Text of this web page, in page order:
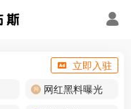
立即入驻
网红黑料曝光